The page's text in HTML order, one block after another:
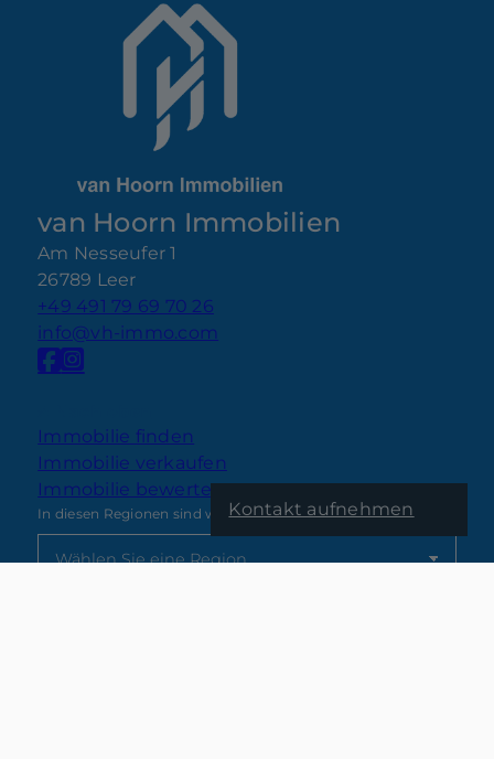
Kontakt aufnehmen
van Hoorn Immobilien
Am Nesseufer 1
26789 Leer
+49 491 79 69 70 26
info@vh-immo.com
In diesen Regionen sind wir vertreten:
Immobilie finden
Immobilie verkaufen
Immobilie bewerten